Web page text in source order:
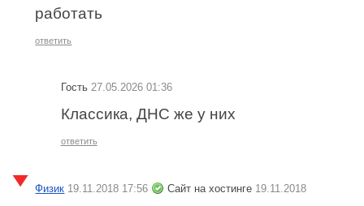
работать
ответить
Гость 27.05.2026 01:36
Классика, ДНС же у них
ответить
Физик 19.11.2018 17:56 Сайт на хостинге 19.11.2018